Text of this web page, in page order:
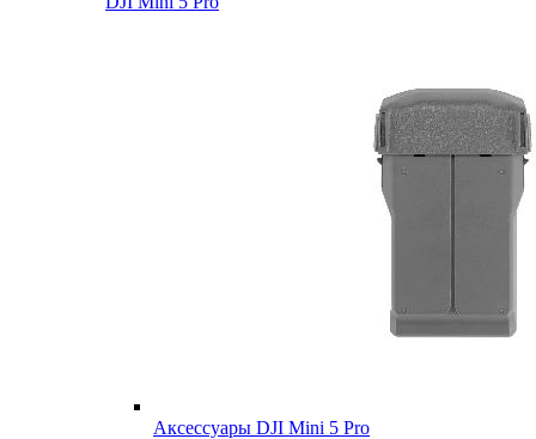
Аксессуары DJI Mini 5 Pro